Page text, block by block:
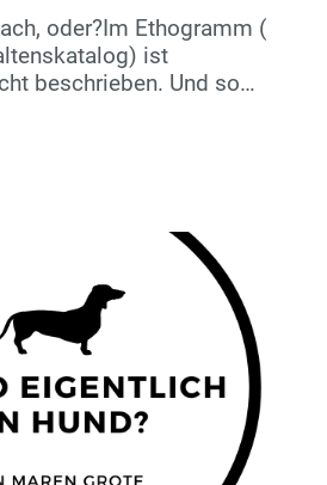
oder?Im Ethogramm (
ist
beschrieben. Und so
Konzentration
es einfach zu lernen,
ist?Ja und
Beteiligung macht, dass
besser...